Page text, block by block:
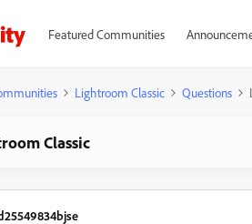
Featured Communities
Lightroom Classic Questions
Classic